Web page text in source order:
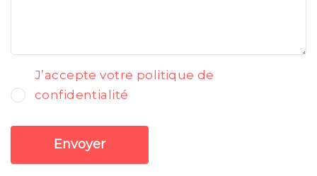
J’accepte votre politique de
confidentialité
Envoyer